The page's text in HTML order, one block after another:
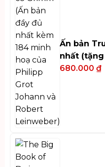
Ấn bản
nhất
bookmark)
680.000 ₫